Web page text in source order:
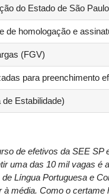
do Estado de São Paulo
de homologação e
(FGV)
para preenchimento
de Estabilidade)
de efetivos da SEE
uma das 10 mil vagas é
Língua Portuguesa e
média. Como o